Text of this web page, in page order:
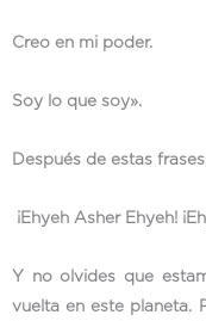
Creo en mi poder.
Soy lo que soy».
Después de estas
¡Ehyeh Asher Ehyeh!
Y no olvides que
vuelta en este planeta.